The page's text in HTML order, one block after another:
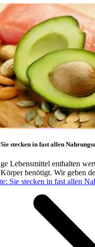
stecken in fast allen
Lebensmittel enthalten
benötigt. Wir geben
Sie stecken in fast allen